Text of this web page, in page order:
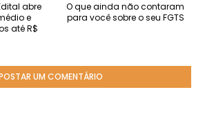
O que ainda não contaram
para você sobre o seu FGTS
abre
e
até R$
UM COMENTÁRIO